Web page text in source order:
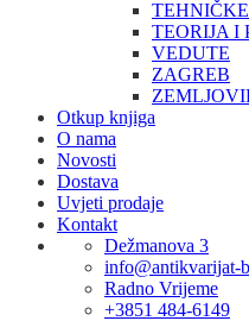
TEORIJA I
VEDUTE
ZAGREB
Otkup knjiga
O nama
Novosti
Dostava
Uvjeti prodaje
Kontakt
Dežmanova 3
info@antikvarijat-
Radno Vrijeme
+3851 484-6149